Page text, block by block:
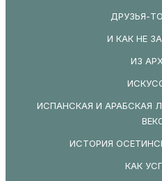
ДРУЗЬЯ-
И КАК НЕ
ИЗ
ИСПАНСКАЯ И АРАБСКАЯ
ИСТОРИЯ
КАК